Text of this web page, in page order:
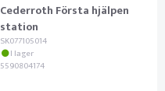
Cederroth Första hjälpen
station
SK077105014
I lager
5590804174